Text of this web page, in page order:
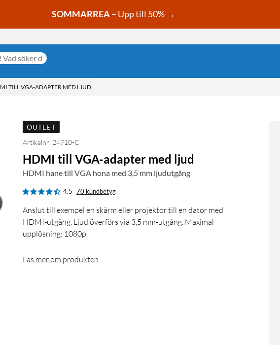
SOMMARREA– Upp till 50% →
TILL VGA-ADAPTER MED LJUD
OUTLET
Artikelnr: 24710-C
HDMI till VGA-adapter med ljud
HDMI hane till VGA hona med 3,5 mm ljudutgång
4.5 70 kundbetyg
Anslut till exempel en skärm eller projektor till en dator med
HDMI-utgång. Ljud överförs via 3,5 mm-utgång. Maximal
upplösning: 1080p.
Läs mer om produkten